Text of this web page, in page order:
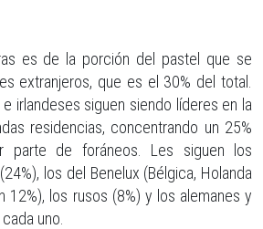
es de la porción del pastel que se
extranjeros, que es el 30% del total.
irlandeses siguen siendo líderes en la
residencias, concentrando un 25%
parte de foráneos. Les siguen los
los del Benelux (Bélgica, Holanda
12%), los rusos (8%) y los alemanes y
uno.